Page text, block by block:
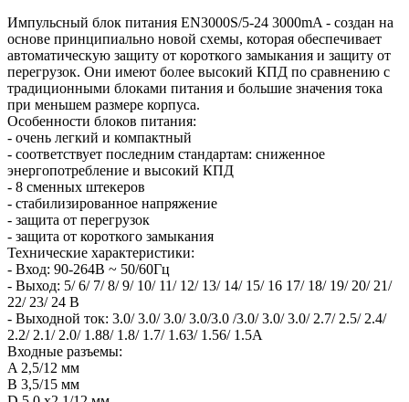
Импульсный блок питания EN3000S/5-24 3000mA - создан на
основе принципиально новой схемы, которая обеспечивает
автоматическую защиту от короткого замыкания и защиту от
перегрузок. Они имеют более высокий КПД по сравнению с
традиционными блоками питания и большие значения тока
при меньшем размере корпуса.
Особенности блоков питания:
- очень легкий и компактный
- соответствует последним стандартам: сниженное
энергопотребление и высокий КПД
- 8 сменных штекеров
- стабилизированное напряжение
- защита от перегрузок
- защита от короткого замыкания
Технические характеристики:
- Вход: 90-264В ~ 50/60Гц
- Выход: 5/ 6/ 7/ 8/ 9/ 10/ 11/ 12/ 13/ 14/ 15/ 16 17/ 18/ 19/ 20/ 21/
22/ 23/ 24 В
- Выходной ток: 3.0/ 3.0/ 3.0/ 3.0/3.0 /3.0/ 3.0/ 3.0/ 2.7/ 2.5/ 2.4/
2.2/ 2.1/ 2.0/ 1.88/ 1.8/ 1.7/ 1.63/ 1.56/ 1.5А
Входные разъемы:
A 2,5/12 мм
B 3,5/15 мм